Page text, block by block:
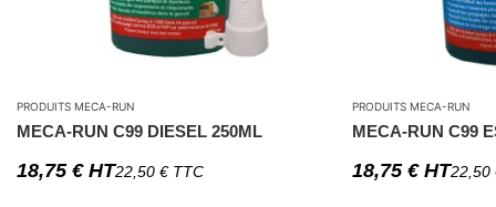
PRODUITS MECA-RUN
MECA-RUN C99 DIESEL 250ML
18,75 €HT22,50 €TTC
PRODUITS MECA-RUN
MECA-RUN C99
18,75 €HT22,50